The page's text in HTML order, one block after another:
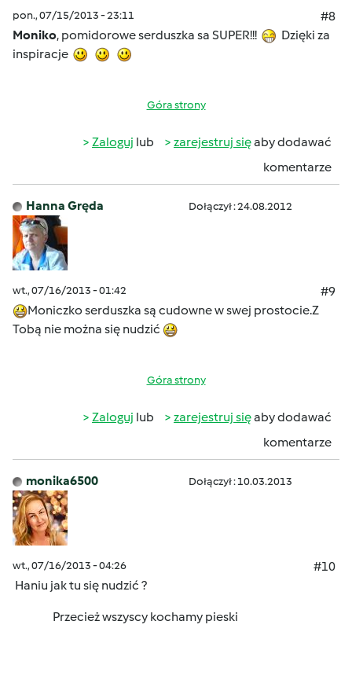
pon., 07/15/2013 - 23:11
#8
Moniko, pomidorowe serduszka sa SUPER!!!
Dzięki za
inspiracje
Góra strony
Zaloguj lub zarejestruj sięaby dodawać
komentarze
Hanna Gręda Dołączył : 24.08.2012
wt., 07/16/2013 - 01:42
#9
Moniczko serduszka są cudowne w swej prostocie.Z
Tobą nie można się nudzić
Góra strony
Zaloguj lub zarejestruj sięaby dodawać
komentarze
monika6500 Dołączył : 10.03.2013
wt., 07/16/2013 - 04:26
#10
Haniu jak tu się nudzić ?
Przecież wszyscy kochamy pieski